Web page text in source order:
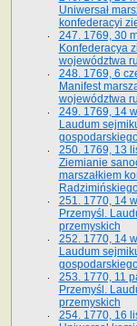
Uniwersał
konfederacyi
247. 1769, 30
Konfederacya
województwa
248. 1769, 6
Manifest
województwa
249. 1769, 14
Laudum
250. 1769, 13
Ziemianie
marszałkiem
251. 1770, 14
Przemyśl.
przemyskich
252. 1770, 14
Laudum
253. 1770, 11
Przemyśl.
przemyskich
254. 1770, 16